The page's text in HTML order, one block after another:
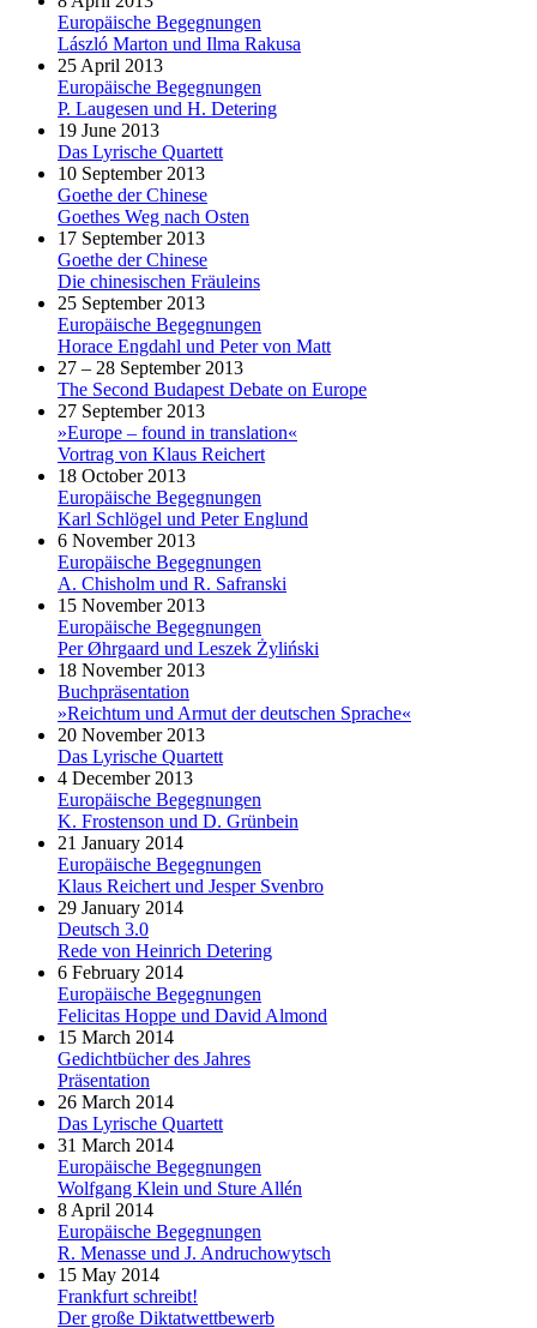
Europäische Begegnungen
László Marton und Ilma Rakusa
25 April 2013
Europäische Begegnungen
P. Laugesen und H. Detering
19 June 2013
Das Lyrische Quartett
10 September 2013
Goethe der Chinese
Goethes Weg nach Osten
17 September 2013
Goethe der Chinese
Die chinesischen Fräuleins
25 September 2013
Europäische Begegnungen
Horace Engdahl und Peter von Matt
27 – 28 September 2013
The Second Budapest Debate on Europe
27 September 2013
»Europe – found in translation«
Vortrag von Klaus Reichert
18 October 2013
Europäische Begegnungen
Karl Schlögel und Peter Englund
6 November 2013
Europäische Begegnungen
A. Chisholm und R. Safranski
15 November 2013
Europäische Begegnungen
Per Øhrgaard und Leszek Żyliński
18 November 2013
Buchpräsentation
»Reichtum und Armut der deutschen Sprache«
20 November 2013
Das Lyrische Quartett
4 December 2013
Europäische Begegnungen
K. Frostenson und D. Grünbein
21 January 2014
Europäische Begegnungen
Klaus Reichert und Jesper Svenbro
29 January 2014
Deutsch 3.0
Rede von Heinrich Detering
6 February 2014
Europäische Begegnungen
Felicitas Hoppe und David Almond
15 March 2014
Gedichtbücher des Jahres
Präsentation
26 March 2014
Das Lyrische Quartett
31 March 2014
Europäische Begegnungen
Wolfgang Klein und Sture Allén
8 April 2014
Europäische Begegnungen
R. Menasse und J. Andruchowytsch
15 May 2014
Frankfurt schreibt!
Der große Diktatwettbewerb